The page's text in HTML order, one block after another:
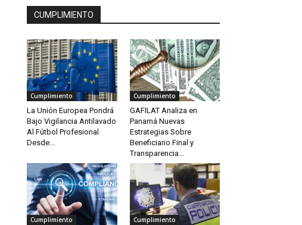
CUMPLIMIENTO
Cumplimiento
La Unión Europea Pondrá
Bajo Vigilancia Antilavado
Al Fútbol Profesional
Desde...
Cumplimiento
GAFILAT Analiza en
Panamá Nuevas
Estrategias Sobre
Beneficiario Final y
Transparencia...
Cumplimiento Cumplimiento